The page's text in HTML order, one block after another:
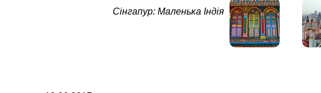
Сінгапур: Маленька Індія